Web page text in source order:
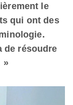
le
qui ont des
de résoudre
»